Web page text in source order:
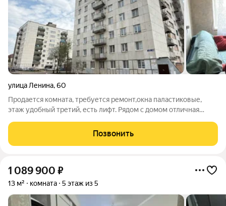
улица Ленина,60
Продается комната, требуется ремонт,окна паластиковые,
этаж удобный третий, есть лифт. Рядом с домом отличная
светлое, СОШ №11, СОШ №16,Тропа здоровья, магазин Красное
и Белое, Магнит, Пятерочка,
Позвонить
1 089 900 ₽
13 м² комната 5 этаж из 5